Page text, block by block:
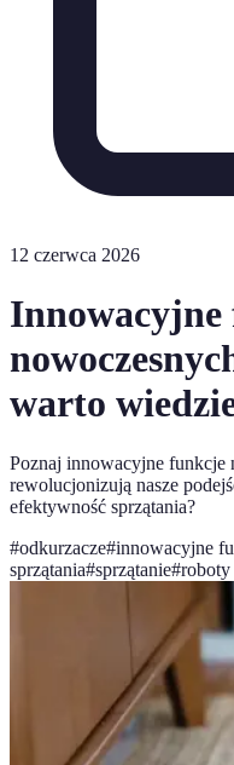
12 czerwca 2026
warto
Poznaj innowacyjne funkcje
rewolucjonizują nasze
efektywność sprzątania?
#odkurzacze#innowacyjne
sprzątania#sprzątanie#roboty